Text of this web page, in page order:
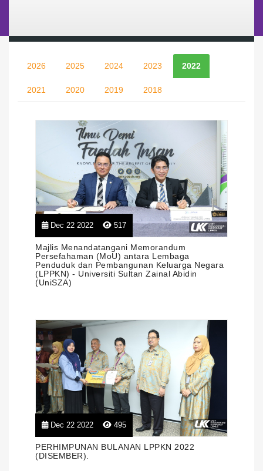
2026 2025 2024 2023 2022
2021 2020 2019 2018
Dec 22 2022 517
Majlis Menandatangani Memorandum
Persefahaman (MoU) antara Lembaga
Penduduk dan Pembangunan Keluarga Negara
(LPPKN) - Universiti Sultan Zainal Abidin
(UniSZA)
Dec 22 2022 495
PERHIMPUNAN BULANAN LPPKN 2022
(DISEMBER).